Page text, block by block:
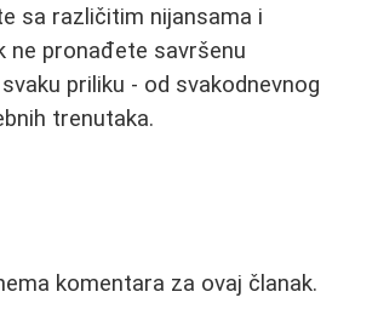
sa različitim nijansama i
ne pronađete savršenu
priliku - od svakodnevnog
trenutaka.
komentara za ovaj članak.